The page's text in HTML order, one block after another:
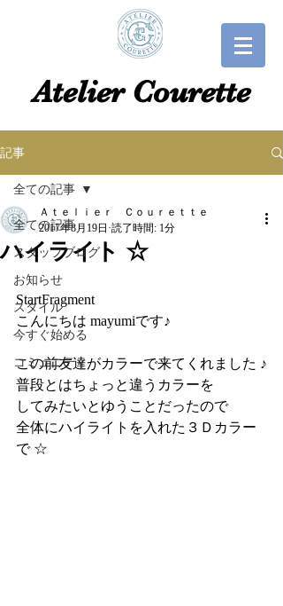
​​Atelier Courette​
記事
全ての記事
スタッフブログ
お知らせ
スタイル
今すぐ始める
コミュニティ
全ての記事
ハイライト ☆
Ａｔｅｌｉｅｒ Ｃｏｕｒｅｔｔｅ
2017年8月19日 読了時間: 1分
StartFragment
こんにちは mayumiです♪
この前友達がカラーで来てくれました ♪
普段とはちょっと違うカラーを
してみたいとゆうことだったので
全体にハイライトを入れた３Ｄカラー
で ☆